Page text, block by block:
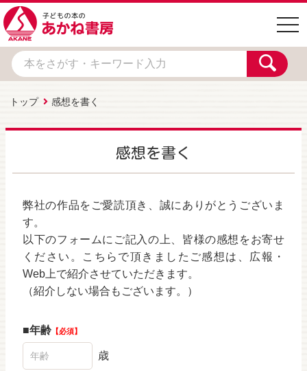
トップ 感想を書く
感想を書く
弊社の作品をご愛読頂き、誠にありがとうございま
す。
以下のフォームにご記入の上、皆様の感想をお寄せ
ください。こちらで頂きましたご感想は、広報・
Web上で紹介させていただきます。
（紹介しない場合もございます。）
年齢 必須
歳